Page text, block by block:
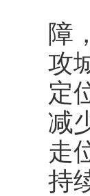
障
攻
定
减
走
持